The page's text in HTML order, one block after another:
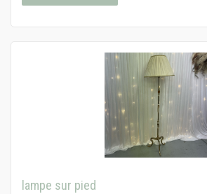
lampe sur pied